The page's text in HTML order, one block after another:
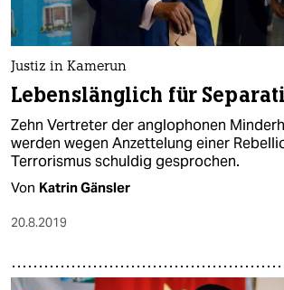
Justiz in Kamerun
Lebenslänglich für
Zehn Vertreter der anglophonen
werden wegen Anzettelung einer
Terrorismus schuldig gesprochen.
Von Katrin Gänsler
20.8.2019